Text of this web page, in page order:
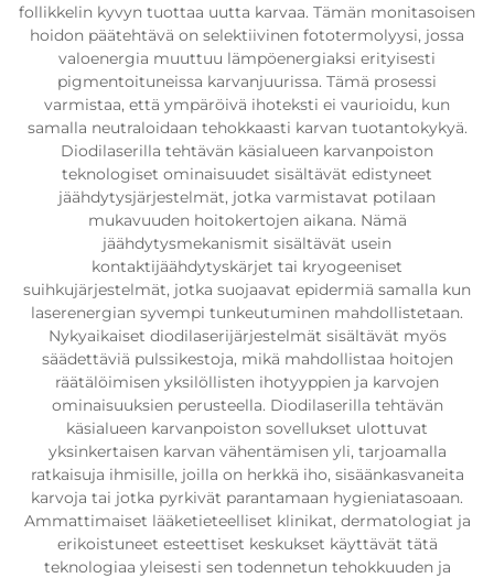
follikkelin kyvyn tuottaa uutta karvaa. Tämän monitasoisen
hoidon päätehtävä on selektiivinen fototermolyysi, jossa
valoenergia muuttuu lämpöenergiaksi erityisesti
pigmentoituneissa karvanjuurissa. Tämä prosessi
varmistaa, että ympäröivä ihoteksti ei vaurioidu, kun
samalla neutraloidaan tehokkaasti karvan tuotantokykyä.
Diodilaserilla tehtävän käsialueen karvanpoiston
teknologiset ominaisuudet sisältävät edistyneet
jäähdytysjärjestelmät, jotka varmistavat potilaan
mukavuuden hoitokertojen aikana. Nämä
jäähdytysmekanismit sisältävät usein
kontaktijäähdytyskärjet tai kryogeeniset
suihkujärjestelmät, jotka suojaavat epidermiä samalla kun
laserenergian syvempi tunkeutuminen mahdollistetaan.
Nykyaikaiset diodilaserijärjestelmät sisältävät myös
säädettäviä pulssikestoja, mikä mahdollistaa hoitojen
räätälöimisen yksilöllisten ihotyyppien ja karvojen
ominaisuuksien perusteella. Diodilaserilla tehtävän
käsialueen karvanpoiston sovellukset ulottuvat
yksinkertaisen karvan vähentämisen yli, tarjoamalla
ratkaisuja ihmisille, joilla on herkkä iho, sisäänkasvaneita
karvoja tai jotka pyrkivät parantamaan hygieniatasoaan.
Ammattimaiset lääketieteelliset klinikat, dermatologiat ja
erikoistuneet esteettiset keskukset käyttävät tätä
teknologiaa yleisesti sen todennetun tehokkuuden ja